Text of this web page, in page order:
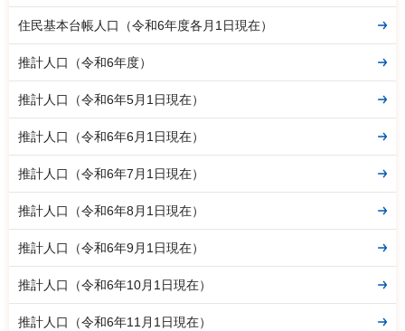
住民基本台帳人口（令和6年度各月1日現在）
推計人口（令和6年度）
推計人口（令和6年5月1日現在）
推計人口（令和6年6月1日現在）
推計人口（令和6年7月1日現在）
推計人口（令和6年8月1日現在）
推計人口（令和6年9月1日現在）
推計人口（令和6年10月1日現在）
推計人口（令和6年11月1日現在）